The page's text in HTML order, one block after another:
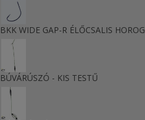
BKK WIDE GAP-R ÉLŐCSALIS HOROG
BÚVÁRÚSZÓ - KIS TESTŰ